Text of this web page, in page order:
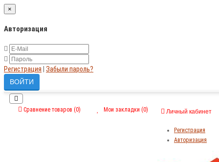
×
Авторизация
Регистрация Забыли пароль?
Личный кабинет
Регистрация
Авторизация
Мои закладки (0)
Сравнение товаров (0)